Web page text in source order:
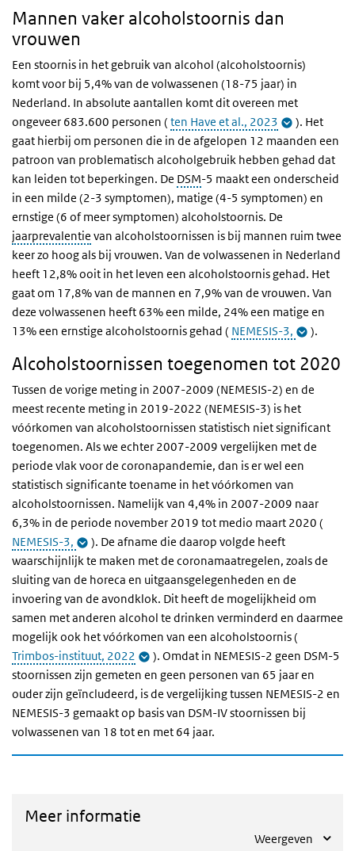
Mannen vaker alcoholstoornis dan
vrouwen
Een stoornis in het gebruik van alcohol (alcoholstoornis)
komt voor bij 5,4% van de volwassenen (18-75 jaar) in
Nederland. In absolute aantallen komt dit overeen met
ongeveer 683.600 personen ( ten Have et al., 2023
). Het
gaat hierbij om personen die in de afgelopen 12 maanden een
patroon van problematisch alcoholgebruik hebben gehad dat
kan leiden tot beperkingen. De DSM-5 maakt een onderscheid
in een milde (2-3 symptomen), matige (4-5 symptomen) en
ernstige (6 of meer symptomen) alcoholstoornis. De
jaarprevalentie van alcoholstoornissen is bij mannen ruim twee
keer zo hoog als bij vrouwen. Van de volwassenen in Nederland
heeft 12,8% ooit in het leven een alcoholstoornis gehad. Het
gaat om 17,8% van de mannen en 7,9% van de vrouwen. Van
deze volwassenen heeft 63% een milde, 24% een matige en
13% een ernstige alcoholstoornis gehad ( NEMESIS-3, ).
Alcoholstoornissen toegenomen tot 2020
Tussen de vorige meting in 2007-2009 (NEMESIS-2) en de
meest recente meting in 2019-2022 (NEMESIS-3) is het
vóórkomen van alcoholstoornissen statistisch niet significant
toegenomen. Als we echter 2007-2009 vergelijken met de
periode vlak voor de coronapandemie, dan is er wel een
statistisch significante toename in het vóórkomen van
alcoholstoornissen. Namelijk van 4,4% in 2007-2009 naar
6,3% in de periode november 2019 tot medio maart 2020 (
NEMESIS-3,
). De afname die daarop volgde heeft
waarschijnlijk te maken met de coronamaatregelen, zoals de
sluiting van de horeca en uitgaansgelegenheden en de
invoering van de avondklok. Dit heeft de mogelijkheid om
samen met anderen alcohol te drinken verminderd en daarmee
mogelijk ook het vóórkomen van een alcoholstoornis (
Trimbos-instituut, 2022
). Omdat in NEMESIS-2 geen DSM-5
stoornissen zijn gemeten en geen personen van 65 jaar en
ouder zijn geïncludeerd, is de vergelijking tussen NEMESIS-2 en
NEMESIS-3 gemaakt op basis van DSM-IV stoornissen bij
volwassenen van 18 tot en met 64 jaar.
Meer informatie
Weergeven